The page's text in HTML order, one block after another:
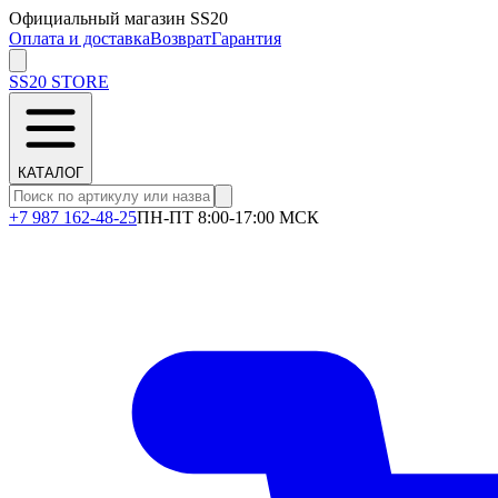
Официальный магазин SS20
Оплата и доставкаВозвратГарантия
SS20 STORE
КАТАЛОГ
+7 987 162-48-25ПН-ПТ 8:00-17:00 МСК